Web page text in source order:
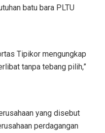
batu bara PLTU
Tipikor mengungkap
tanpa tebang pilih,”
yang disebut
perdagangan